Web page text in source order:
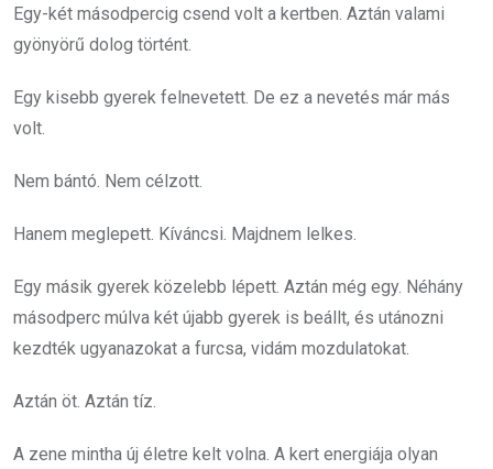
Egy-két másodpercig csend volt a kertben. Aztán valami
gyönyörű dolog történt.
Egy kisebb gyerek felnevetett. De ez a nevetés már más
volt.
Nem bántó. Nem célzott.
Hanem meglepett. Kíváncsi. Majdnem lelkes.
Egy másik gyerek közelebb lépett. Aztán még egy. Néhány
másodperc múlva két újabb gyerek is beállt, és utánozni
kezdték ugyanazokat a furcsa, vidám mozdulatokat.
Aztán öt. Aztán tíz.
A zene mintha új életre kelt volna. A kert energiája olyan